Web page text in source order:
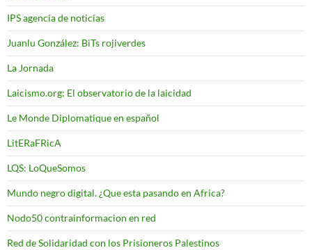
IPS agencia de noticias
Juanlu González: BiTs rojiverdes
La Jornada
Laicismo.org: El observatorio de la laicidad
Le Monde Diplomatique en español
LitERaFRicA
LQS: LoQueSomos
Mundo negro digital. ¿Que esta pasando en Africa?
Nodo50 contrainformacion en red
Red de Solidaridad con los Prisioneros Palestinos